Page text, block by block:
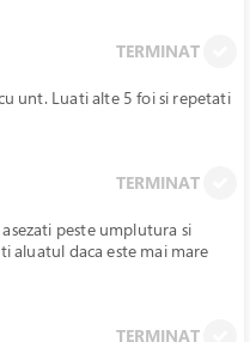
TERMINAT
unt. Luati alte 5 foi si repetati
TERMINAT
peste umplutura si
aluatul daca este mai mare
TERMINAT